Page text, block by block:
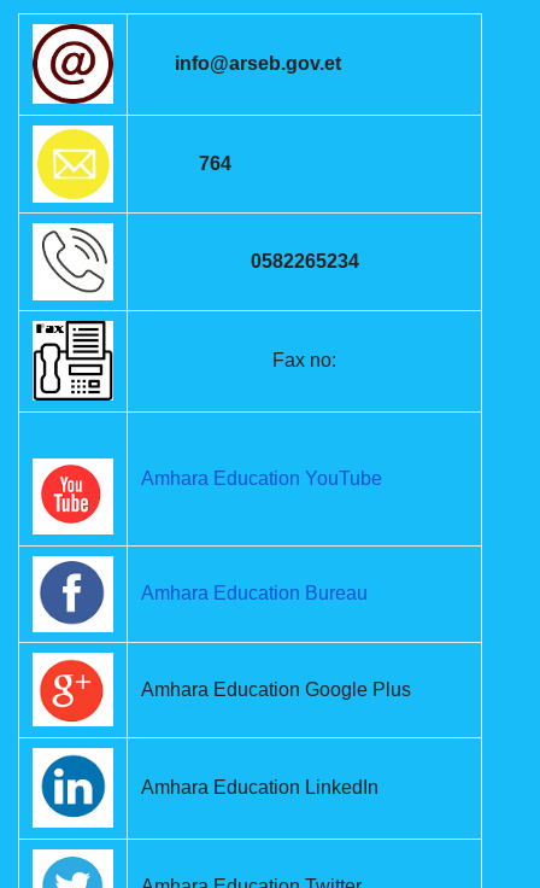
info@arseb.gov.et
764
0582265234
Fax no:
Amhara Education YouTube
Amhara Education Bureau
Amhara Education Google Plus
Amhara Education LinkedIn